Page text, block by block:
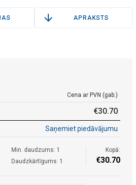
APRAKSTS
Cena ar PVN (gab.)
€30.70
Saņemiet piedāvājumu
Min. daudzums: 1
Daudzkārtīgums: 1
Kopā:
€30.70